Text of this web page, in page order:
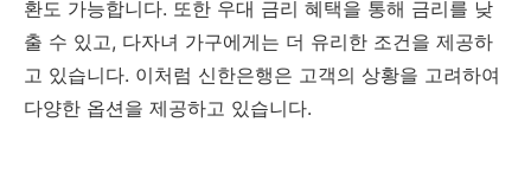
환도 가능합니다. 또한 우대 금리 혜택을 통해 금리를 낮
출 수 있고, 다자녀 가구에게는 더 유리한 조건을 제공하
고 있습니다. 이처럼 신한은행은 고객의 상황을 고려하여
다양한 옵션을 제공하고 있습니다.